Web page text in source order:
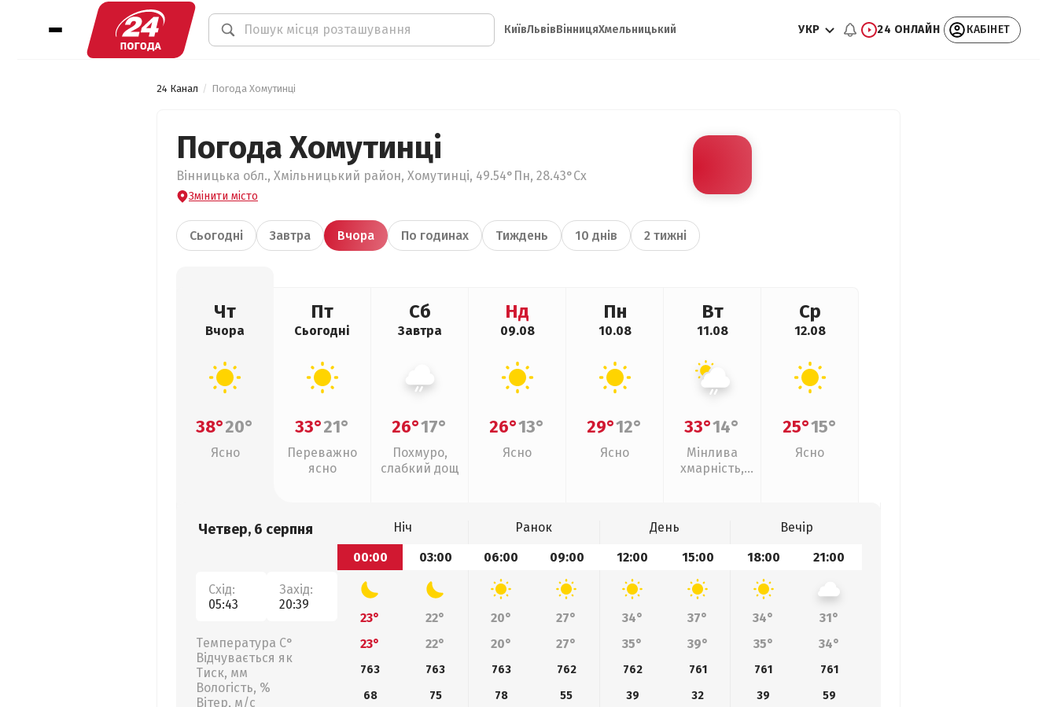
КиївЛьвівВінницяХмельницький УКР 24 ОНЛАЙН КАБІНЕТ
24 Канал Погода Хомутинці
Погода Хомутинці
Вінницька обл., Хмільницький район, Хомутинці, 49.54°Пн, 28.43°Сх
Змінити місто
Сьогодні Завтра Вчора По годинах Тиждень 10 днів 2 тижні
Чт
Вчора
38°20°
Ясно
Пт
Сьогодні
33°21°
Переважно
ясно
Сб
Завтра
26°17°
Похмуро,
слабкий дощ
Нд
09.08
26°13°
Ясно
Пн
10.08
29°12°
Ясно
Вт
11.08
33°14°
Мінлива
хмарність,
Ср
12.08
25°15°
Ясно
Четвер, 6 серпня
Схід:
05:43
Захід:
20:39
Температура С°
Відчувається як
Тиск, мм
Вологість, %
Вітер, м/с
Ніч Ранок День
Вечір
00:00
03:00 06:00 09:00 12:00 15:00 18:00 21:00
23° 22° 20° 27° 34° 37° 34°
31°
23°
22° 20° 27° 35° 39° 35° 34°
763 763 763 762 762 761 761
761
68
75 78 55 39 32 39
59